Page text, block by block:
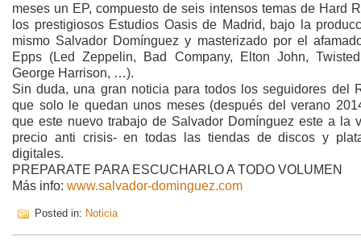
meses un EP, compuesto de seis intensos temas de Hard
los prestigiosos Estudios Oasis de Madrid, bajo la
mismo Salvador Domínguez y masterizado por el
Epps (Led Zeppelin, Bad Company, Elton John,
George Harrison, …).
Sin duda, una gran noticia para todos los seguidores del
que solo le quedan unos meses (después del verano
que este nuevo trabajo de Salvador Domínguez este a la
precio anti crisis- en todas las tiendas de discos y
digitales.
PREPARATE PARA ESCUCHARLO A TODO VOLUMEN
Más info: www.salvador-dominguez.com
Posted in: Noticia